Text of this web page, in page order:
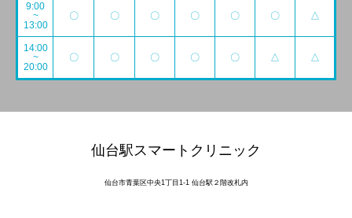
9:00
~
13:00
〇 〇 〇 〇 〇 〇 △
14:00
~
20:00
〇 〇 〇 〇 〇 △ △
仙台駅スマートクリニック
仙台市青葉区中央1丁目1-1 仙台駅２階改札内